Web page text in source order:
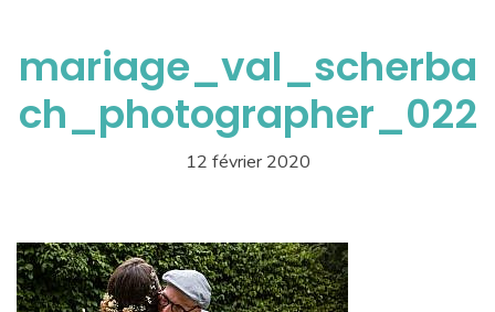
mariage_val_scherba
ch_photographer_022
12 février 2020